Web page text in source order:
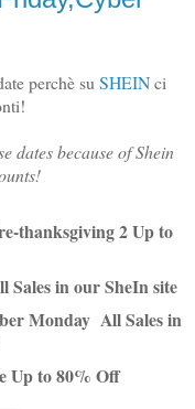
perchè su SHEINci
dates because of Shein
thanksgiving 2 Up to
Sales in our SheIn site
Monday All Sales in
Up to 80% Off